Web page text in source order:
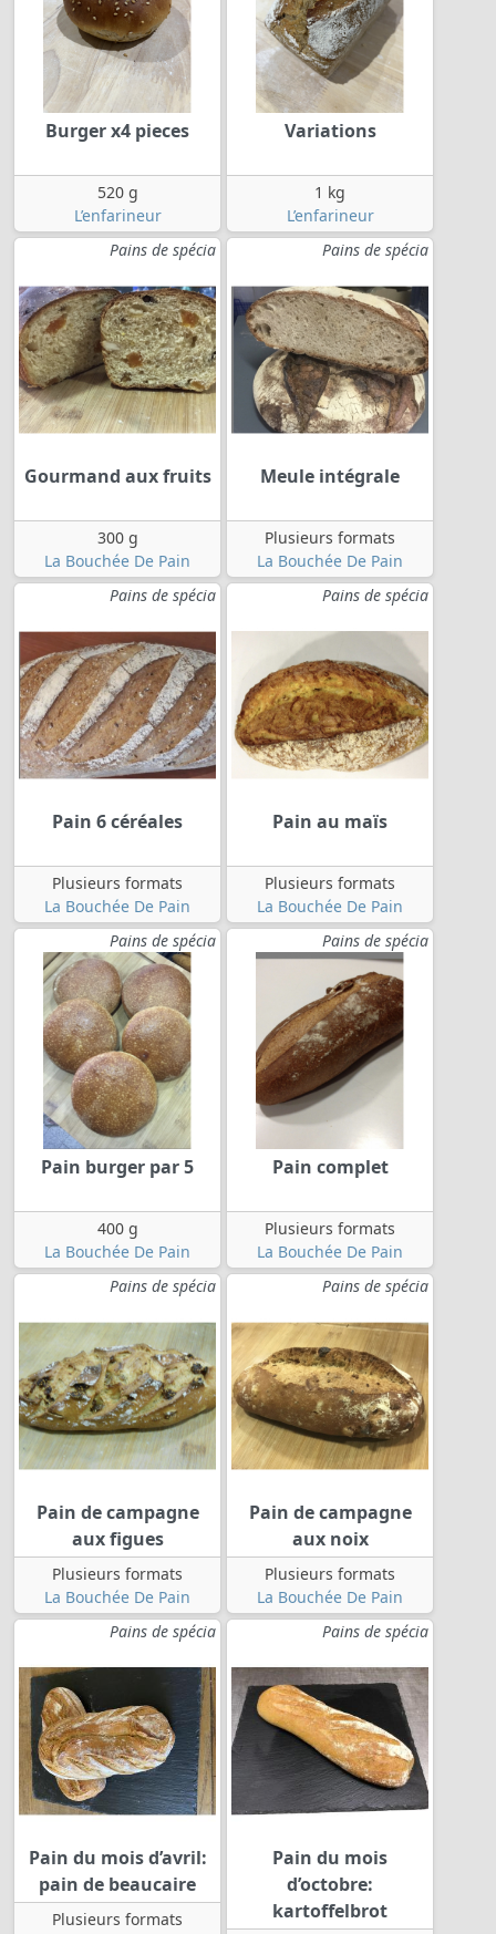
Burger x4 pieces
520 g
L’enfarineur
Variations
1 kg
L’enfarineur
Pains de spécia
Gourmand aux fruits
300 g
La Bouchée De Pain
Pains de spécia
Meule intégrale
Plusieurs formats
La Bouchée De Pain
Pains de spécia
Pain 6 céréales
Plusieurs formats
La Bouchée De Pain
Pains de spécia
Pain au maïs
Plusieurs formats
La Bouchée De Pain
Pains de spécia
Pain burger par 5
400 g
La Bouchée De Pain
Pains de spécia
Pain complet
Plusieurs formats
La Bouchée De Pain
Pains de spécia
Pain de campagne
aux figues
Plusieurs formats
La Bouchée De Pain
Pains de spécia
Pain de campagne
aux noix
Plusieurs formats
La Bouchée De Pain
Pains de spécia
Pain du mois d’avril:
pain de beaucaire
Plusieurs formats
Pains de spécia
Pain du mois
d’octobre:
kartoffelbrot